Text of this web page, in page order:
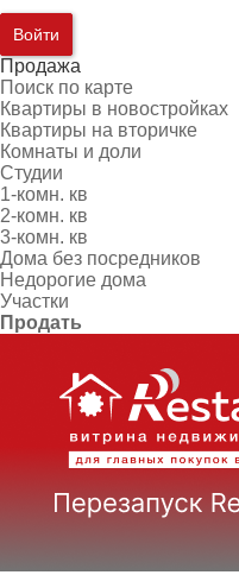
Войти
Продажа
Поиск по карте
Квартиры в новостройках
Квартиры на вторичке
Комнаты и доли
Студии
1-комн. кв
2-комн. кв
3-комн. кв
Дома без посредников
Недорогие дома
Участки
Продать